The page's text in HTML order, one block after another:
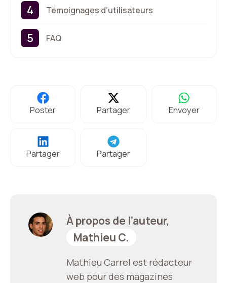
Témoignages d’utilisateurs
FAQ
Poster Partager Envoyer
Partager Partager
À propos de l’auteur,
Mathieu C.
Mathieu Carrel est rédacteur
web pour des magazines